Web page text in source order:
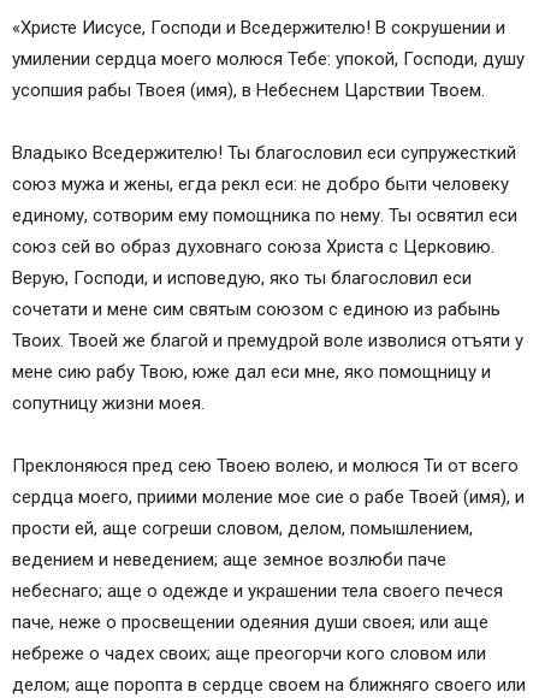
«Христе Иисусе, Господи и Вседержителю! В сокрушении и
умилении сердца моего молюся Тебе: упокой, Господи, душу
усопшия рабы Твоея (имя), в Небеснем Царствии Твоем.
Владыко Вседержителю! Ты благословил еси супружесткий
союз мужа и жены, егда рекл еси: не добро быти человеку
единому, сотворим ему помощника по нему. Ты освятил еси
союз сей во образ духовнаго союза Христа с Церковию.
Верую, Господи, и исповедую, яко ты благословил еси
сочетати и мене сим святым союзом с единою из рабынь
Твоих. Твоей же благой и премудрой воле изволися отъяти у
мене сию рабу Твою, юже дал еси мне, яко помощницу и
сопутницу жизни моея.
Преклоняюся пред сею Твоею волею, и молюся Ти от всего
сердца моего, приими моление мое сие о рабе Твоей (имя), и
прости ей, аще согреши словом, делом, помышлением,
ведением и неведением; аще земное возлюби паче
небеснаго; аще о одежде и украшении тела своего печеся
паче, неже о просвещении одеяния души своея; или аще
небреже о чадех своих; аще преогорчи кого словом или
делом; аще поропта в сердце своем на ближняго своего или